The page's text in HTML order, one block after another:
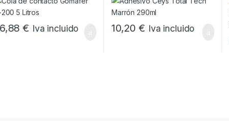
€ Iva incluido 10,20€ Iva incluido